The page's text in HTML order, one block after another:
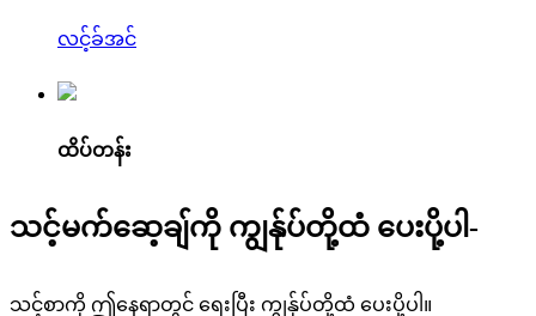
လင့်ခ်အင်
ထိပ်တန်း
သင့်မက်ဆေ့ချ်ကို ကျွန်ုပ်တို့ထံ ပေးပို့ပါ-
သင့်စာကို ဤနေရာတွင် ရေးပြီး ကျွန်ုပ်တို့ထံ ပေးပို့ပါ။